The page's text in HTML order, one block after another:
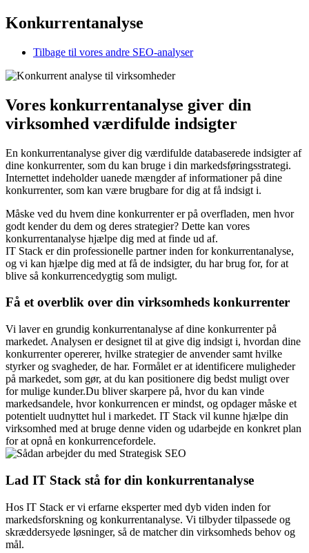
Konkurrentanalyse
Tilbage til vores andre SEO-analyser
Vores konkurrentanalyse giver din
virksomhed værdifulde indsigter
En konkurrentanalyse giver dig værdifulde databaserede indsigter af
dine konkurrenter, som du kan bruge i din markedsføringsstrategi.
Internettet indeholder uanede mængder af informationer på dine
konkurrenter, som kan være brugbare for dig at få indsigt i.
Måske ved du hvem dine konkurrenter er på overfladen, men hvor
godt kender du dem og deres strategier? Dette kan vores
konkurrentanalyse hjælpe dig med at finde ud af.
IT Stack er din professionelle partner inden for konkurrentanalyse,
og vi kan hjælpe dig med at få de indsigter, du har brug for, for at
blive så konkurrencedygtig som muligt.
Få et overblik over din virksomheds konkurrenter
Vi laver en grundig konkurrentanalyse af dine konkurrenter på
markedet. Analysen er designet til at give dig indsigt i, hvordan dine
konkurrenter opererer, hvilke strategier de anvender samt hvilke
styrker og svagheder, de har. Formålet er at identificere muligheder
på markedet, som gør, at du kan positionere dig bedst muligt over
for mulige kunder.Du bliver skarpere på, hvor du kan vinde
markedsandele, hvor konkurrencen er mindst, og opdager måske et
potentielt uudnyttet hul i markedet. IT Stack vil kunne hjælpe din
virksomhed med at bruge denne viden og udarbejde en konkret plan
for at opnå en konkurrencefordele.
Lad IT Stack stå for din konkurrentanalyse
Hos IT Stack er vi erfarne eksperter med dyb viden inden for
markedsforskning og konkurrentanalyse. Vi tilbyder tilpassede og
skræddersyede løsninger, så de matcher din virksomheds behov og
mål.